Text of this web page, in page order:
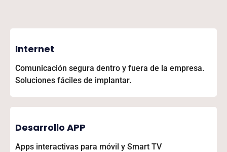
Internet
Comunicación segura dentro y fuera de la empresa.
Soluciones fáciles de implantar.
Desarrollo APP
Apps interactivas para móvil y Smart TV